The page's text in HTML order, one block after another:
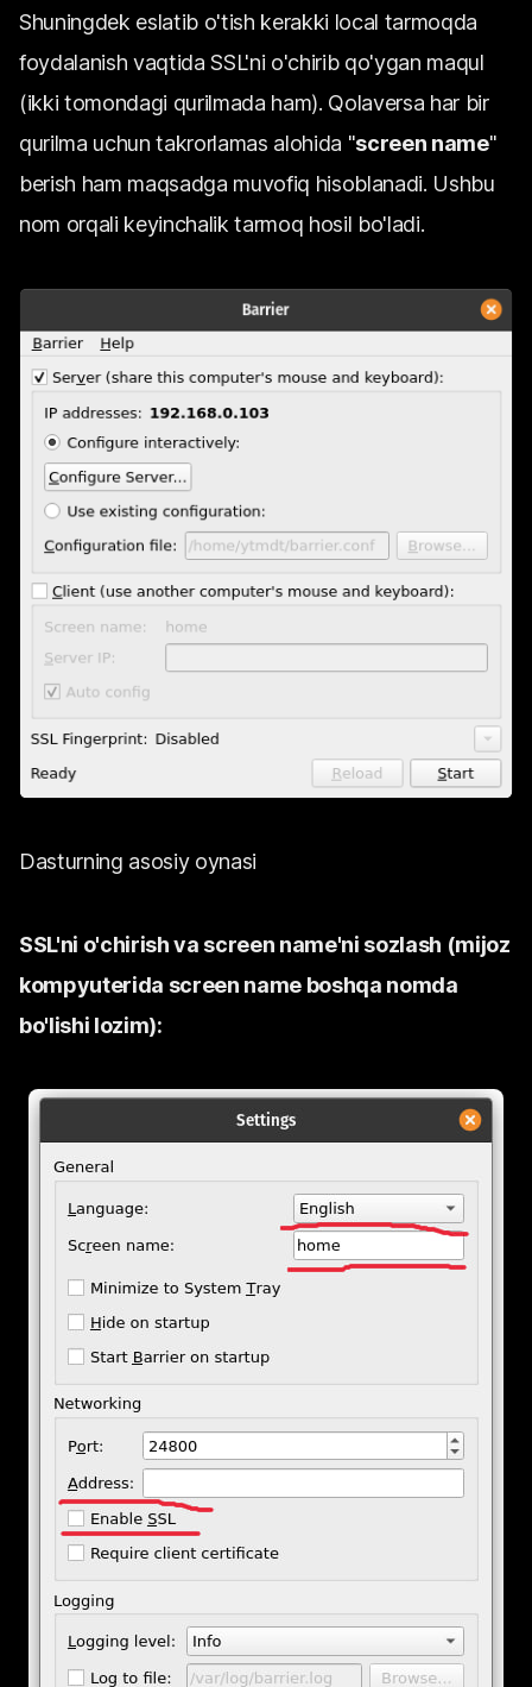
Shuningdek eslatib o'tish kerakki local tarmoqda
foydalanish vaqtida SSL'ni o'chirib qo'ygan maqul
(ikki tomondagi qurilmada ham). Qolaversa har bir
qurilma uchun takrorlamas alohida "screen name"
berish ham maqsadga muvofiq hisoblanadi. Ushbu
nom orqali keyinchalik tarmoq hosil bo'ladi.
Dasturning asosiy oynasi
SSL'ni o'chirish va screen name'ni sozlash (mijoz
kompyuterida screen name boshqa nomda
bo'lishi lozim):